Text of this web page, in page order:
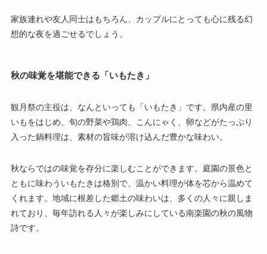
家族連れや友人同士はもちろん、カップルにとっても心に残る幻
想的な夜を過ごせるでしょう。
秋の味覚を堪能できる「いもたき」
観月祭の主役は、なんといっても「いもたき」です。県内産の里
いもをはじめ、旬の野菜や鶏肉、こんにゃく、卵などがたっぷり
入った鍋料理は、素材の旨味が溶け込んだ豊かな味わい。
秋ならではの味覚を存分に楽しむことができます。庭園の景色と
ともに味わういもたきは格別で、温かい料理が体を芯から温めて
くれます。地域に根差した郷土の味わいは、多くの人々に親しま
れており、毎年訪れる人々が楽しみにしている南楽園の秋の風物
詩です。